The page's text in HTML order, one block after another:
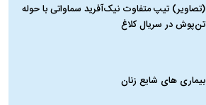
(تصاویر) تیپ متفاوت نیک‌آفرید سماواتی با حوله
تن‌پوش در سریال کلاغ
بیماری‌ های شایع زنان